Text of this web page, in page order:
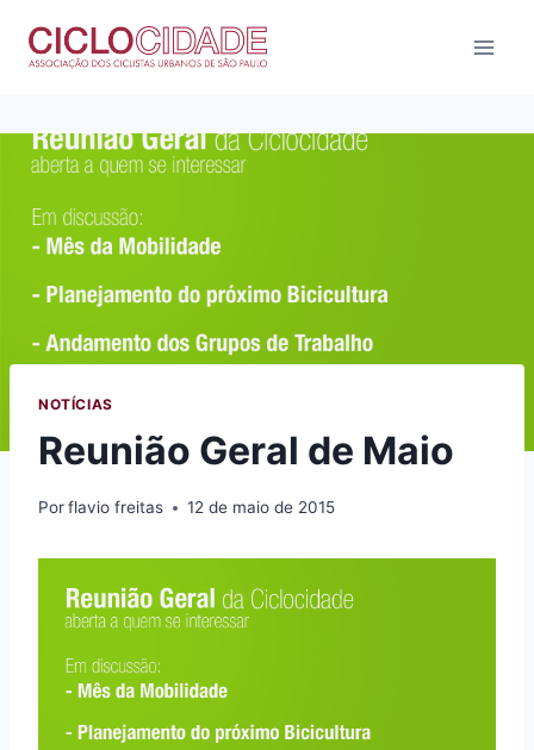
para
NOTÍCIAS
Reunião Geral de Maio
Porflavio freitas 12 de maio de 2015